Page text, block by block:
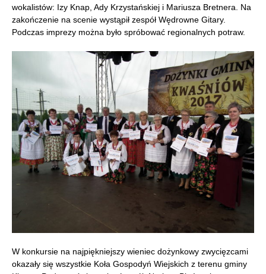
wokalistów: Izy Knap, Ady Krzystańskiej i Mariusza Bretnera. Na
zakończenie na scenie wystąpił zespół Wędrowne Gitary.
Podczas imprezy można było spróbować regionalnych potraw.
W konkursie na najpiękniejszy wieniec dożynkowy zwycięzcami
okazały się wszystkie Koła Gospodyń Wiejskich z terenu gminy